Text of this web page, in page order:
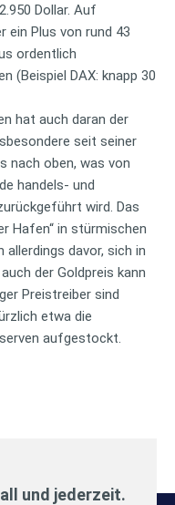
Dollar. Auf
ein Plus von rund 43
ordentlich
(Beispiel DAX: knapp 30
hat auch daran der
seit seiner
nach oben, was von
handels- und
wird. Das
Hafen“ in stürmischen
davor, sich in
der Goldpreis kann
Preistreiber sind
etwa die
aufgestockt.
und jederzeit.